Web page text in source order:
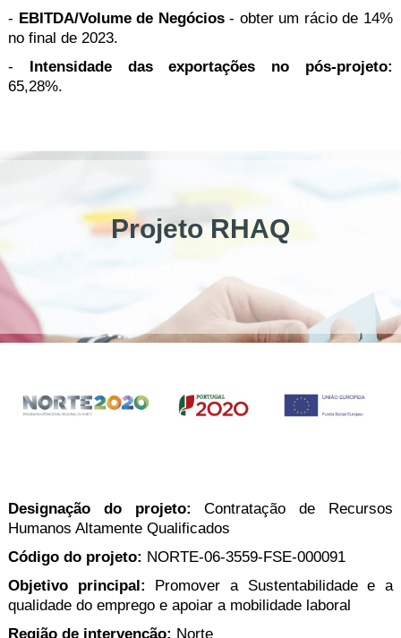
- EBITDA/Volume de Negócios- obter um rácio de 14%
no final de 2023.
-
Intensidade das exportações no pós-projeto:
65,28%.
Projeto RHAQ
Designação do projeto: Contratação de Recursos
Humanos Altamente Qualificados
Código do projeto: NORTE-06-3559-FSE-000091
Objetivo principal: Promover a Sustentabilidade e a
qualidade do emprego e apoiar a mobilidade laboral
Região de intervenção: Norte